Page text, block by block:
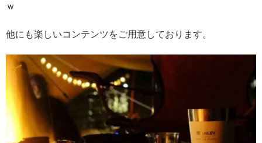
ｗ
他にも楽しいコンテンツをご用意しております。